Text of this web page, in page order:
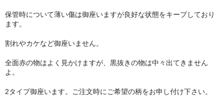
保管時について薄い傷は御座いますが良好な状態をキープしており
ます。
割れやカケなど御座いません。
全面赤の物はよく見かけますが、黒抜きの物は中々出てきません
よ。
2タイプ御座います。ご注文時にご希望の柄をお申し付け下さい。